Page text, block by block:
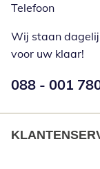
Telefoon
Wij staan
voor uw klaar!
088 - 001